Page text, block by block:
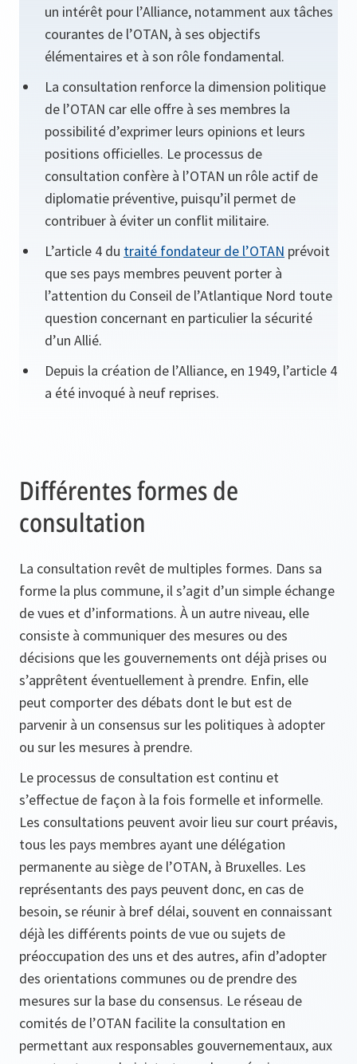
un intérêt pour l’Alliance, notamment aux tâches
courantes de l’OTAN, à ses objectifs
élémentaires et à son rôle fondamental.
La consultation renforce la dimension politique
de l’OTAN car elle offre à ses membres la
possibilité d’exprimer leurs opinions et leurs
positions officielles. Le processus de
consultation confère à l’OTAN un rôle actif de
diplomatie préventive, puisqu’il permet de
contribuer à éviter un conflit militaire.
L’article 4 du traité fondateur de l’OTAN prévoit
que ses pays membres peuvent porter à
l’attention du Conseil de l’Atlantique Nord toute
question concernant en particulier la sécurité
d’un Allié.
Depuis la création de l’Alliance, en 1949, l’article 4
a été invoqué à neuf reprises.
Différentes formes de
consultation
La consultation revêt de multiples formes. Dans sa
forme la plus commune, il s’agit d’un simple échange
de vues et d’informations. À un autre niveau, elle
consiste à communiquer des mesures ou des
décisions que les gouvernements ont déjà prises ou
s’apprêtent éventuellement à prendre. Enfin, elle
peut comporter des débats dont le but est de
parvenir à un consensus sur les politiques à adopter
ou sur les mesures à prendre.
Le processus de consultation est continu et
s’effectue de façon à la fois formelle et informelle.
Les consultations peuvent avoir lieu sur court préavis,
tous les pays membres ayant une délégation
permanente au siège de l’OTAN, à Bruxelles. Les
représentants des pays peuvent donc, en cas de
besoin, se réunir à bref délai, souvent en connaissant
déjà les différents points de vue ou sujets de
préoccupation des uns et des autres, afin d’adopter
des orientations communes ou de prendre des
mesures sur la base du consensus. Le réseau de
comités de l’OTAN facilite la consultation en
permettant aux responsables gouvernementaux, aux